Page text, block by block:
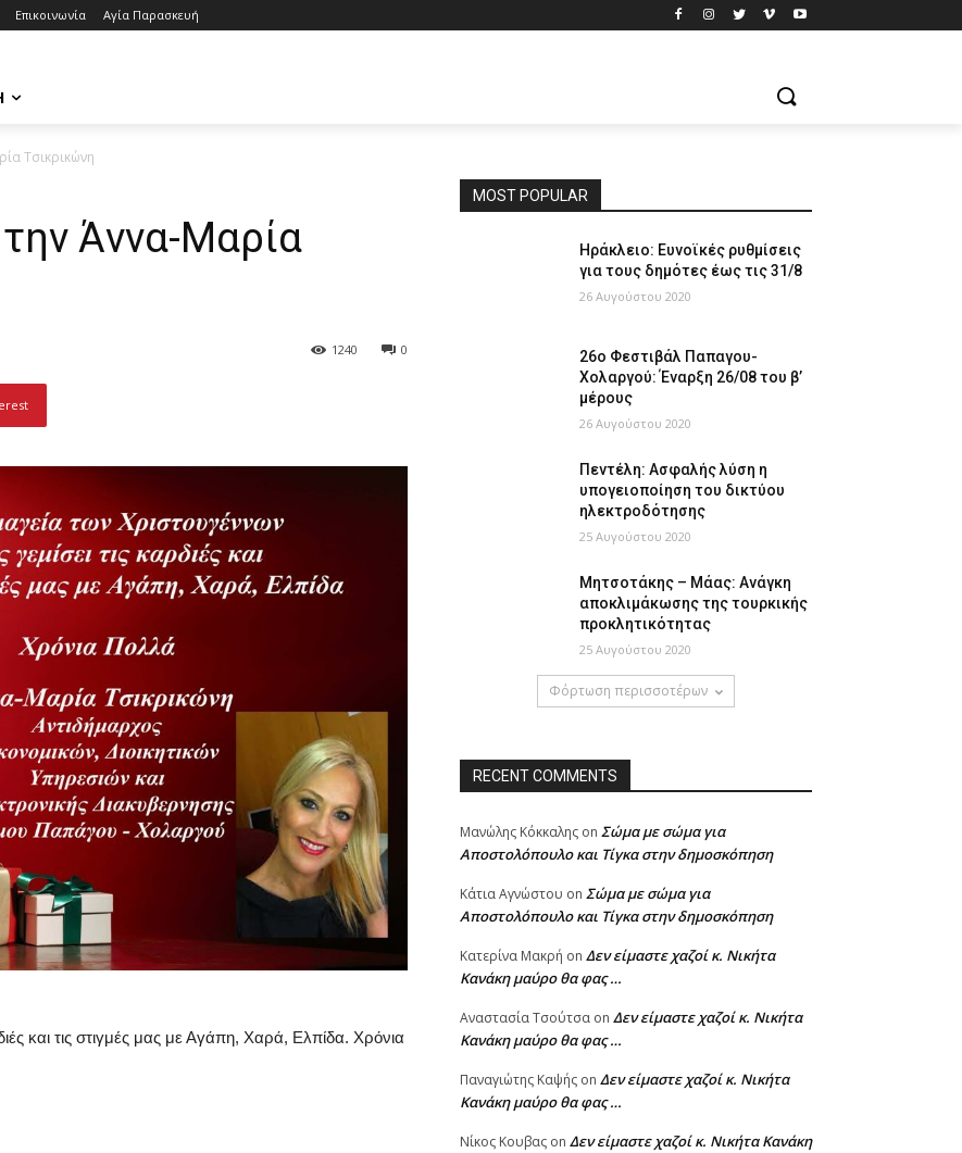
Επικοινωνία Αγία Παρασκευή
Τσικρικώνη
Άννα-Μαρία
0
1240
και τις στιγμές μας με Αγάπη, Χαρά, Ελπίδα. Χρόνια
MOST POPULAR
Ηράκλειο: Ευνοϊκές ρυθμίσεις
για τους δημότες έως τις 31/8
26 Αυγούστου 2020
26ο Φεστιβάλ Παπαγου-
Χολαργού: Έναρξη 26/08 του β’
μέρους
26 Αυγούστου 2020
Πεντέλη: Ασφαλής λύση η
υπογειοποίηση του δικτύου
ηλεκτροδότησης
25 Αυγούστου 2020
Μητσοτάκης – Μάας: Ανάγκη
αποκλιμάκωσης της τουρκικής
προκλητικότητας
25 Αυγούστου 2020
Φόρτωση περισσοτέρων
RECENT COMMENTS
Μανώλης Κόκκαλης on Σώμα με σώμα για
Αποστολόπουλο και Τίγκα στην δημοσκόπηση
Κάτια Αγνώστου on Σώμα με σώμα για
Αποστολόπουλο και Τίγκα στην δημοσκόπηση
Κατερίνα Μακρή on Δεν είμαστε χαζοί κ. Νικήτα
Κανάκη μαύρο θα φας …
Αναστασία Τσούτσα on Δεν είμαστε χαζοί κ. Νικήτα
Κανάκη μαύρο θα φας …
Παναγιώτης Καψής on Δεν είμαστε χαζοί κ. Νικήτα
Κανάκη μαύρο θα φας …
Νίκος Κουβας on Δεν είμαστε χαζοί κ. Νικήτα Κανάκη